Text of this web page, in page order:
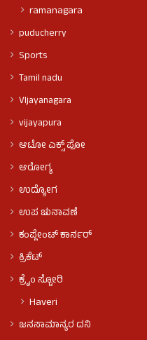
ramanagara
puducherry
Sports
Tamil nadu
VIjayanagara
vijayapura
ಆಟೋ ಎಕ್ಸ್ ಪೋ
ಆರೋಗ್ಯ
ಉದ್ಯೋಗ
ಉಪ ಚುನಾವಣೆ
ಕಂಪ್ಲೇಂಟ್ ಕಾರ್ನರ್
ಕ್ರಿಕೆಟ್
ಕ್ರೈಂ ಸ್ಟೋರಿ
Haveri
ಜನಸಾಮಾನ್ಯರ ದನಿ